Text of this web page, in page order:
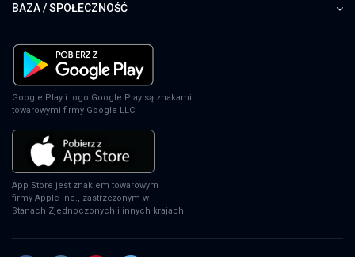
BAZA / SPOŁECZNOŚĆ
Google Play i logo Google Play są znakami
towarowymi firmy Google LLC.
App Store jest znakiem towarowym
firmy Apple Inc., zastrzeżonym w
Stanach Zjednoczonych i innych krajach.